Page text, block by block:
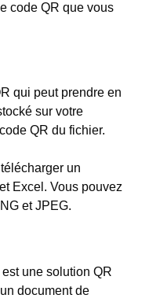
code QR que vous
qui peut prendre en
sur votre
QR du fichier.
un
Excel. Vous pouvez
et JPEG.
une solution QR
document de